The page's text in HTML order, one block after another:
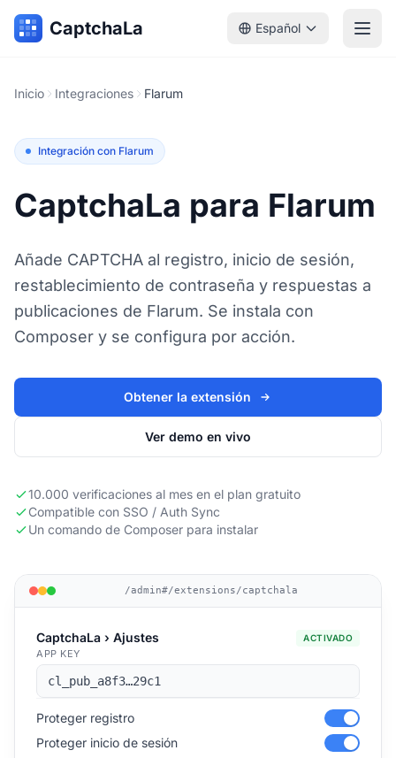
CaptchaLa Español
Inicio Integraciones Flarum
Integración con Flarum
CaptchaLa para Flarum
Añade CAPTCHA al registro, inicio de sesión,
restablecimiento de contraseña y respuestas a
publicaciones de Flarum. Se instala con
Composer y se configura por acción.
Obtener la extensión
Ver demo en vivo
10.000 verificaciones al mes en el plan gratuito
Compatible con SSO / Auth Sync
Un comando de Composer para instalar
/admin#/extensions/captchala
CaptchaLa › Ajustes ACTIVADO
APP KEY
cl_pub_a8f3…29c1
Proteger registro
Proteger inicio de sesión